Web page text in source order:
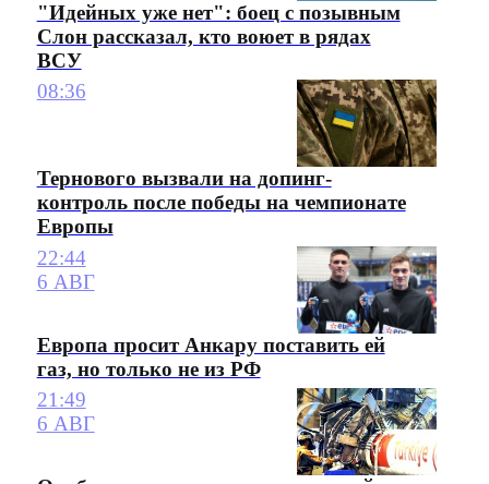
"Идейных уже нет": боец с позывным
Слон рассказал, кто воюет в рядах
ВСУ
08:36
Тернового вызвали на допинг-
контроль после победы на чемпионате
Европы
22:44
6 АВГ
Европа просит Анкару поставить ей
газ, но только не из РФ
21:49
6 АВГ